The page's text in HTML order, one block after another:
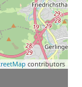
contributors